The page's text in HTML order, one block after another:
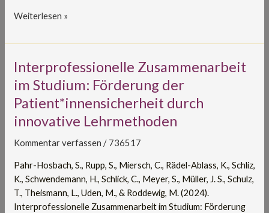
health
Weiterlesen »
Interprofessionelle Zusammenarbeit
im Studium: Förderung der
Patient*innensicherheit durch
innovative Lehrmethoden
Kommentar verfassen / 736517
Pahr-Hosbach, S., Rupp, S., Miersch, C., Rädel-Ablass, K., Schliz,
K., Schwendemann, H., Schlick, C., Meyer, S., Müller, J. S., Schulz,
T., Theismann, L., Uden, M., & Roddewig, M. (2024).
Interprofessionelle Zusammenarbeit im Studium: Förderung
Interprofessionelle
Zusammenarbeit
im
Studium:
Förderung
Patient*innensicherheit
durch
innovative
Lehrmethoden